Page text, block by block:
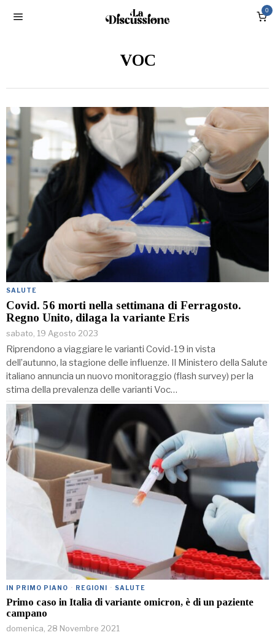
0
VOC
SALUTE
Covid. 56 morti nella settimana di Ferragosto.
Regno Unito, dilaga la variante Eris
sabato, 19 Agosto 2023
Riprendono a viaggiare le varianti Covid-19 in vista
dell’autunno, la stagione delle influenze. Il Ministero della Salute
italiano annuncia un nuovo monitoraggio (flash survey) per la
stima della prevalenza delle varianti Voc…
IN PRIMO PIANO · REGIONI · SALUTE
Primo caso in Italia di variante omicron, è di un paziente
campano
domenica, 28 Novembre 2021